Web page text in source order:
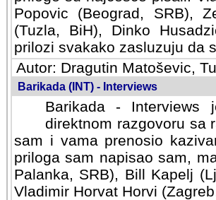
Popovic (Beograd, SRB),
(Tuzla, BiH), Dinko
prilozi svakako zasluzuju da
Autor: Dragutin Matoševic,
Barikada (INT) - Interviews
Barikada -
direktnom razgovoru sa
sam i vama prenosio
priloga sam napisao sam,
Palanka, SRB), Bill Kapelj
Vladimir Horvat Horvi